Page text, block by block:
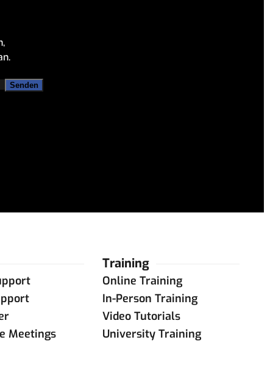
Meetings
Training
Online Training
In-Person Training
Video Tutorials
University Training